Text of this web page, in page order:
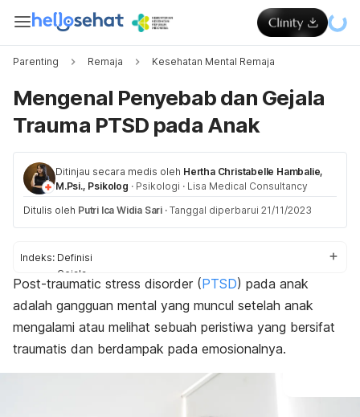
Parenting Remaja Kesehatan Mental Remaja
Mengenal Penyebab dan Gejala
Trauma PTSD pada Anak
Ditinjau secara medis oleh Hertha Christabelle Hambalie,
M.Psi., Psikolog · Psikologi · Lisa Medical Consultancy
Ditulis oleh Putri Ica Widia Sari · Tanggal diperbarui 21/11/2023
Indeks: Definisi
Gejala
Penyebab
Faktor risiko
Diagnosis
Yang orangtua perlu lakukan
Post-traumatic stress disorder (PTSD) pada anak
adalah gangguan mental yang muncul setelah anak
mengalami atau melihat sebuah peristiwa yang bersifat
traumatis dan berdampak pada emosionalnya.